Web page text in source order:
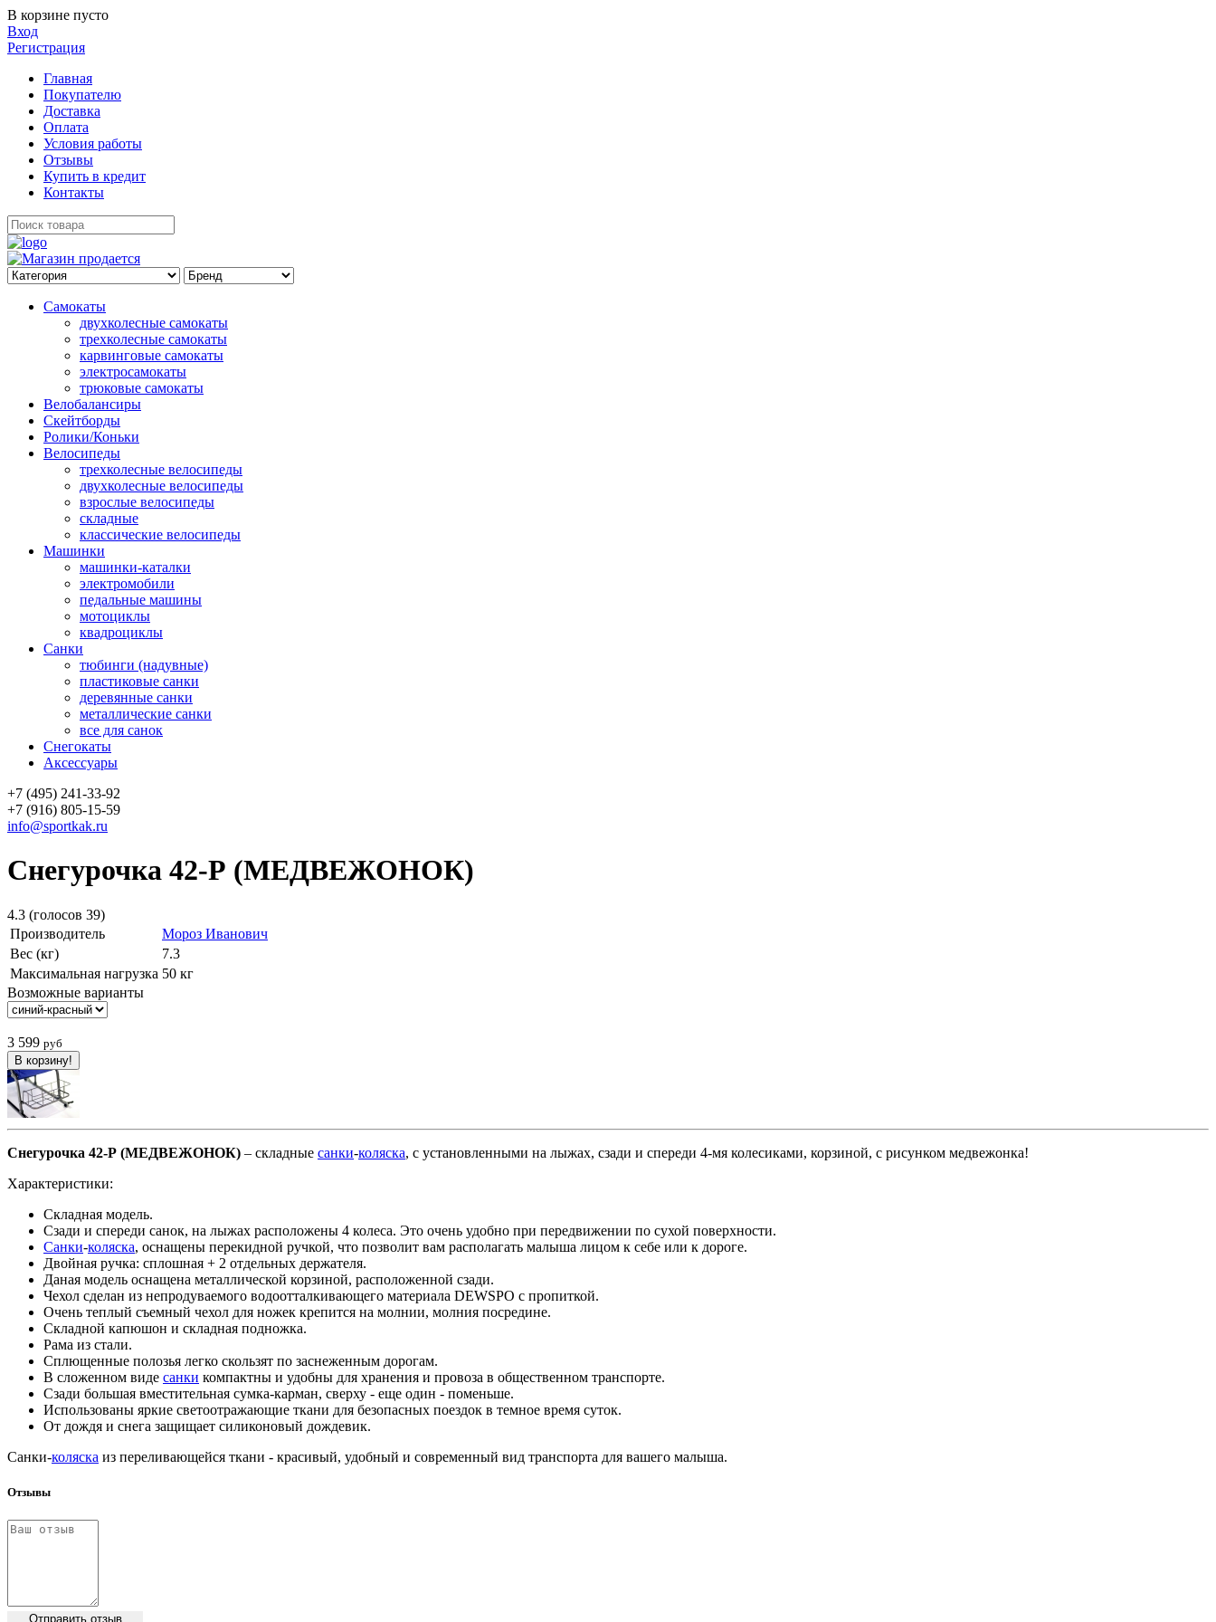
В корзине пусто
Вход
Регистрация
Главная
Покупателю
Доставка
Оплата
Условия работы
Отзывы
Купить в кредит
Контакты
Самокаты
двухколесные самокаты
трехколесные самокаты
карвинговые самокаты
электросамокаты
трюковые самокаты
Велобалансиры
Скейтборды
Ролики/Коньки
Велосипеды
трехколесные велосипеды
двухколесные велосипеды
взрослые велосипеды
складные
классические велосипеды
Машинки
машинки-каталки
электромобили
педальные машины
мотоциклы
квадроциклы
Санки
тюбинги (надувные)
пластиковые санки
деревянные санки
металлические санки
все для санок
Снегокаты
Аксессуары
+7 (495) 241-33-92
+7 (916) 805-15-59
info@sportkak.ru
Снегурочка 42-Р (МЕДВЕЖОНОК)
4.3 (голосов 39)
Производитель
Мороз Иванович
Вес (кг)
7.3
Максимальная нагрузка 50 кг
Возможные варианты
3 599 руб
Снегурочка 42-Р (МЕДВЕЖОНОК) – складные санки-коляска, с установленными на лыжах, сзади и спереди 4-мя колесиками, корзиной, с рисунком медвежонка!
Характеристики:
Складная модель.
Сзади и спереди санок, на лыжах расположены 4 колеса. Это очень удобно при передвижении по сухой поверхности.
Санки-коляска, оснащены перекидной ручкой, что позволит вам располагать малыша лицом к себе или к дороге.
Двойная ручка: сплошная + 2 отдельных держателя.
Даная модель оснащена металлической корзиной, расположенной сзади.
Чехол сделан из непродуваемого водоотталкивающего материала DEWSPO с пропиткой.
Очень теплый съемный чехол для ножек крепится на молнии, молния посредине.
Складной капюшон и складная подножка.
Рама из стали.
Сплющенные полозья легко скользят по заснеженным дорогам.
В сложенном виде санки компактны и удобны для хранения и провоза в общественном транспорте.
Сзади большая вместительная сумка-карман, сверху - еще один - поменьше.
Использованы яркие светоотражающие ткани для безопасных поездок в темное время суток.
От дождя и снега защищает силиконовый дождевик.
Санки-коляска из переливающейся ткани - красивый, удобный и современный вид транспорта для вашего малыша.
Отзывы